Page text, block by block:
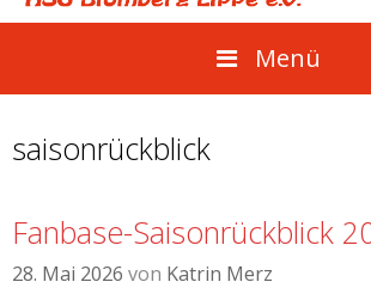
Menü
saisonrückblick
Fanbase-Saisonrückblick
28. Mai 2026 von Katrin Merz